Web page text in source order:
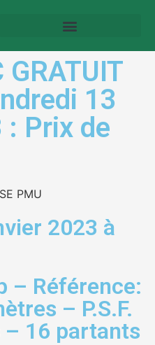
GRATUIT
13
: Prix de
2023 à
– Référence:
– P.S.F.
16 partants